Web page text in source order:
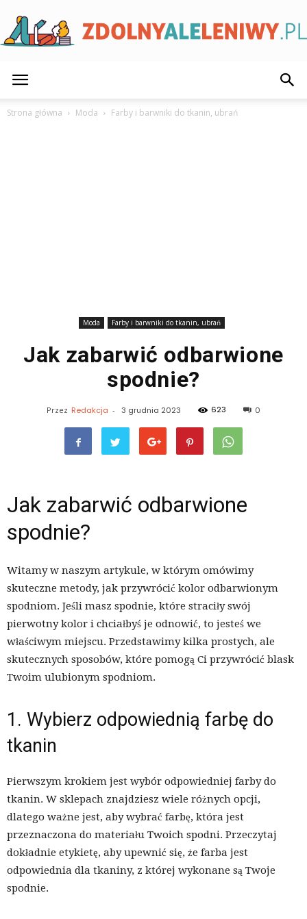
Strona główna Moda Farby i barwniki do tkanin, ubrań
Moda Farby i barwniki do tkanin, ubrań
Jak zabarwić odbarwione
spodnie?
Przez Redakcja - 3 grudnia 2023 623 0
Jak zabarwić odbarwione
spodnie?
Witamy w naszym artykule, w którym omówimy
skuteczne metody, jak przywrócić kolor odbarwionym
spodniom. Jeśli masz spodnie, które straciły swój
pierwotny kolor i chciałbyś je odnowić, to jesteś we
właściwym miejscu. Przedstawimy kilka prostych, ale
skutecznych sposobów, które pomogą Ci przywrócić blask
Twoim ulubionym spodniom.
1. Wybierz odpowiednią farbę do
tkanin
Pierwszym krokiem jest wybór odpowiedniej farby do
tkanin. W sklepach znajdziesz wiele różnych opcji,
dlatego ważne jest, aby wybrać farbę, która jest
przeznaczona do materiału Twoich spodni. Przeczytaj
dokładnie etykietę, aby upewnić się, że farba jest
odpowiednia dla tkaniny, z której wykonane są Twoje
spodnie.